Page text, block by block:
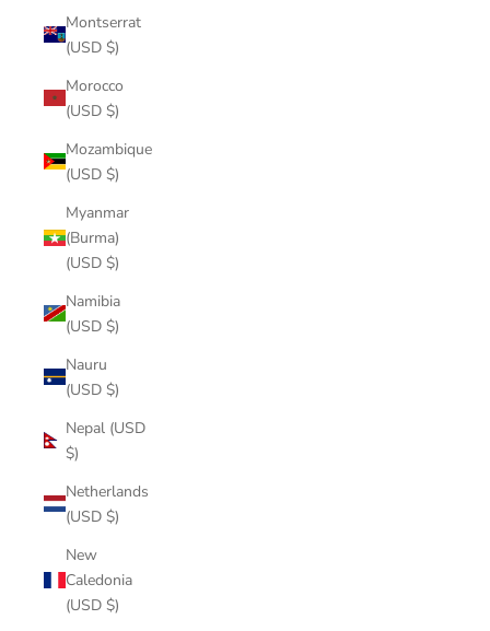
Montserrat
(USD $)
Morocco
(USD $)
Mozambique
(USD $)
Myanmar
(Burma)
(USD $)
Namibia
(USD $)
Nauru
(USD $)
Nepal (USD
$)
Netherlands
(USD $)
New
Caledonia
(USD $)